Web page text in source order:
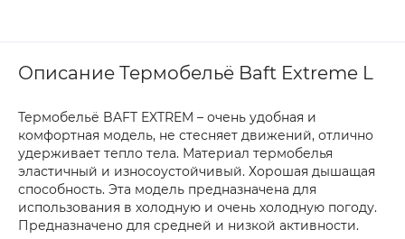
Описание Термобельё Baft Extreme L
Термобельё BAFT EXTREM – очень удобная и
комфортная модель, не стесняет движений, отлично
удерживает тепло тела. Материал термобелья
эластичный и износоустойчивый. Хорошая дышащая
способность. Эта модель предназначена для
использования в холодную и очень холодную погоду.
Предназначено для средней и низкой активности.